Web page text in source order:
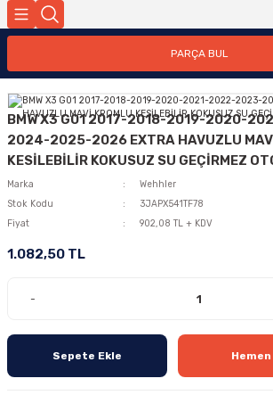
PARÇA BUL
BMW X3 G01 2017-2018-2019-2020-
2024-2025-2026 EXTRA HAVUZLU
KESİLEBİLİR KOKUSUZ SU GEÇİRMEZ
Marka
Wehhler
Stok Kodu
3JAPX541TF78
Fiyat
902,08 TL + KDV
1.082,50 TL
-
Sepete Ekle Hemen